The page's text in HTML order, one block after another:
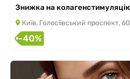
Знижка на
Київ, Голосіївський проспект, 60
-40%